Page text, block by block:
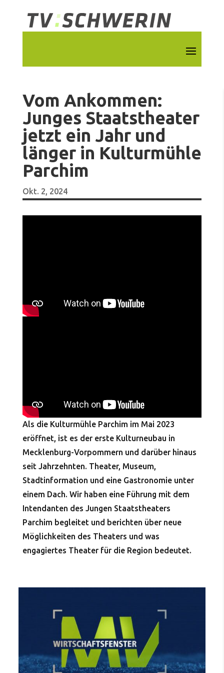
Vom Ankommen:
Junges Staatstheater
jetzt ein Jahr und
länger in Kulturmühle
Parchim
Okt. 2, 2024
Als die Kulturmühle Parchim im Mai 2023
eröffnet, ist es der erste Kulturneubau in
Mecklenburg-Vorpommern und darüber hinaus
seit Jahrzehnten. Theater, Museum,
Stadtinformation und eine Gastronomie unter
einem Dach. Wir haben eine Führung mit dem
Intendanten des Jungen Staatstheaters
Parchim begleitet und berichten über neue
Möglichkeiten des Theaters und was
engagiertes Theater für die Region bedeutet.